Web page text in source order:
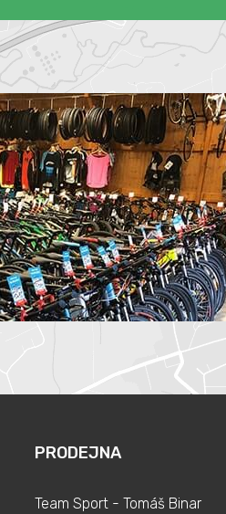
PRODEJNA
Team Sport - Tomáš Binar